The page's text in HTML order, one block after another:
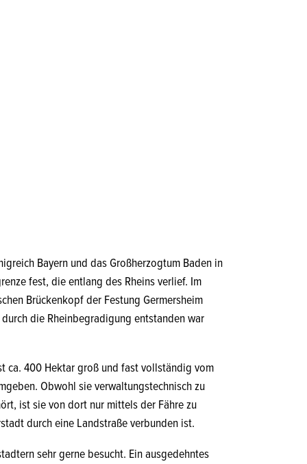
Bayern und das Großherzogtum Baden in
fest, die entlang des Rheins verlief. Im
Brückenkopf der Festung Germersheim
die Rheinbegradigung entstanden war
ca. 400 Hektar groß und fast vollständig vom
Obwohl sie verwaltungstechnisch zu
ist sie von dort nur mittels der Fähre zu
durch eine Landstraße verbunden ist.
sehr gerne besucht. Ein ausgedehntes